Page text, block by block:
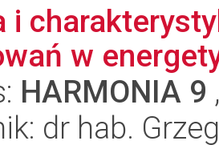
i
w
HARMONIA 9
dr hab.